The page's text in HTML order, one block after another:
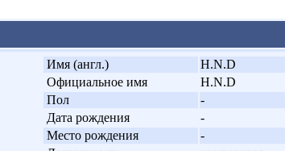
Имя (англ.)
H.N.D
Официальное имя
H.N.D
Пол
-
Дата рождения
-
Место рождения
-